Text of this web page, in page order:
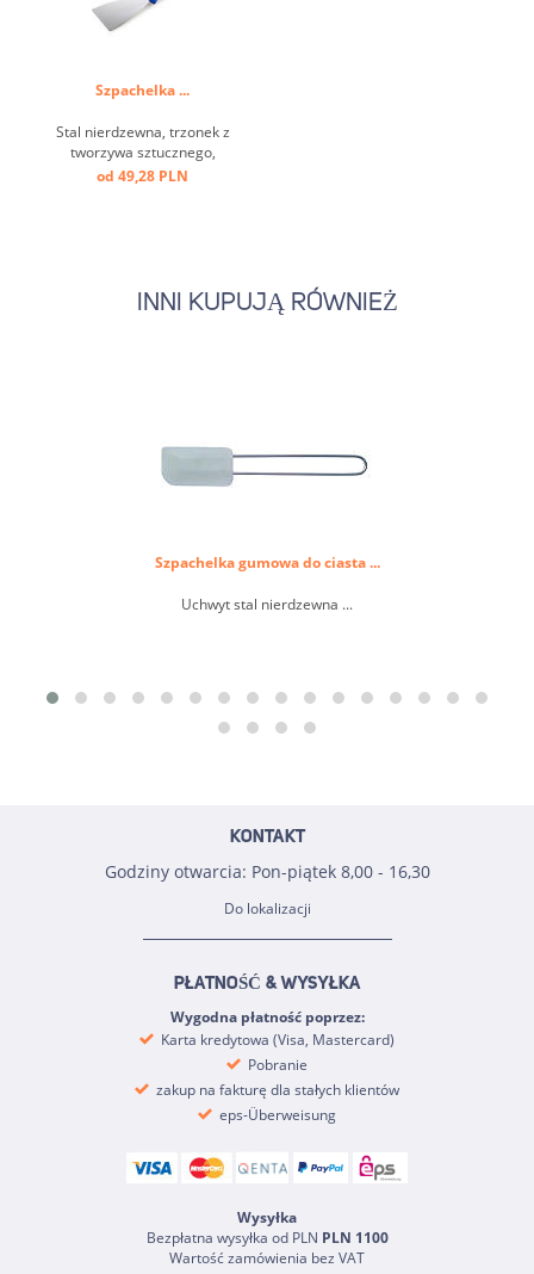
Szpachelka ...
Stal nierdzewna, trzonek z
tworzywa sztucznego,
niebieski ...
od 49,28 PLN
INNI KUPUJĄ RÓWNIEŻ
Szpachelka gumowa do ciasta ...
Uchwyt stal nierdzewna ...
KONTAKT
Godziny otwarcia: Pon-piątek 8,00 - 16,30
Do lokalizacji
PŁATNOŚĆ & WYSYŁKA
Wygodna płatność poprzez:
Karta kredytowa (Visa, Mastercard)
Pobranie
zakup na fakturę dla stałych klientów
eps-Überweisung
Wysyłka
Bezpłatna wysyłka od PLN PLN 1100
Wartość zamówienia bez VAT